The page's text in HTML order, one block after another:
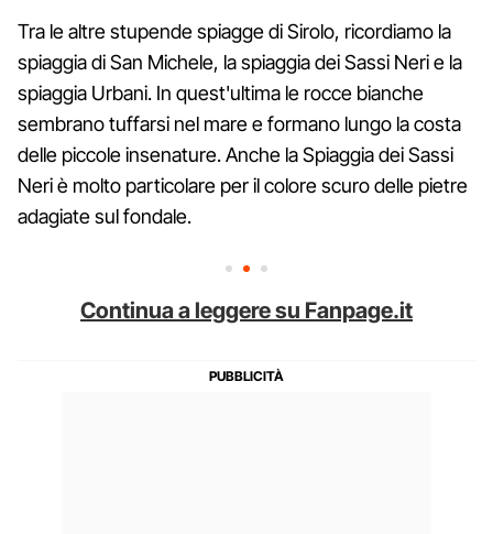
Tra le altre stupende spiagge di Sirolo, ricordiamo la
spiaggia di San Michele, la spiaggia dei Sassi Neri e la
spiaggia Urbani. In quest'ultima le rocce bianche
sembrano tuffarsi nel mare e formano lungo la costa
delle piccole insenature. Anche la Spiaggia dei Sassi
Neri è molto particolare per il colore scuro delle pietre
adagiate sul fondale.
Continua a leggere su Fanpage.it